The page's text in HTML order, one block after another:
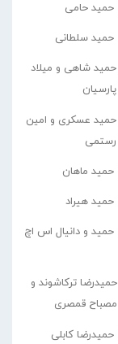
حمید حامی
حمید سلطانی
حمید شاهی و میلاد
پارسیان
حمید عسکری و امین
رستمی
حمید ماهان
حمید هیراد
حمید و دانیال اس اچ
حمیدرضا ترکاشوند و
مصباح قمصری
حمیدرضا کابلی